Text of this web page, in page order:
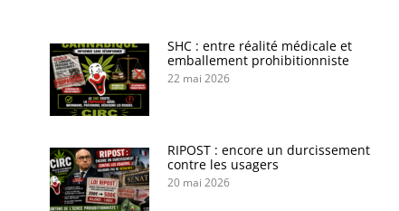
SHC : entre réalité médicale et
emballement prohibitionniste
22 mai 2026
RIPOST : encore un durcissement
contre les usagers
20 mai 2026